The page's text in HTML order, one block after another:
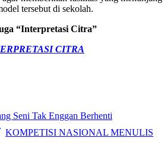
tersebut di sekolah.
“Interpretasi Citra”
CITRA
Seni Tak Enggan Berhenti
KOMPETISI NASIONAL MENULIS